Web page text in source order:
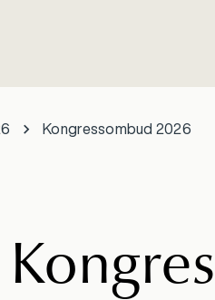
Kongressombud 2026